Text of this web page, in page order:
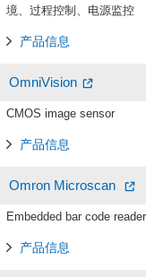
境、过程控制、电源监控
产品信息
OmniVision
CMOS image sensor
产品信息
Omron Microscan
Embedded bar code
产品信息